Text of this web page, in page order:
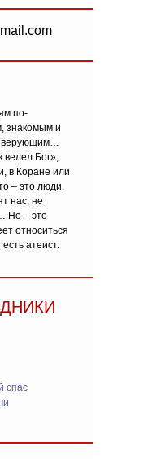
по-
знакомым и
велел Бог»,
в Коране или
– это люди,
нас, не
Но – это
относиться
атеист.
спас